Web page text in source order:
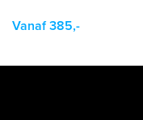
Vanaf 385,-